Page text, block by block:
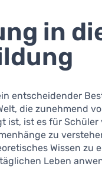
in
entscheidender
die zunehmend
ist, ist es für
zu
Wissen zu
Leben